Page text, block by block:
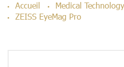
Accueil
Medical
ZEISS EyeMag Pro